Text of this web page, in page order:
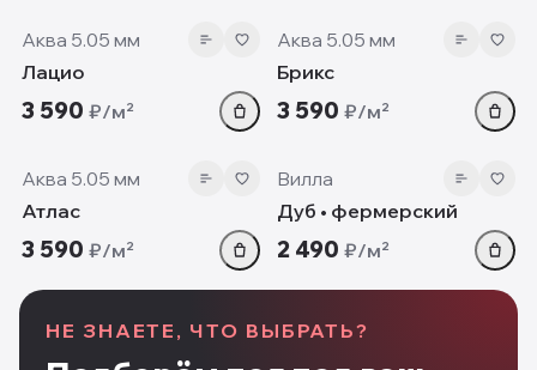
Аква 5.05 мм
Лацио
3 590 ₽/м²
Аква 5.05 мм
Брикс
3 590 ₽/м²
5.05 мм
Аква 5.05 мм
Атлас
3 590 ₽/м²
12mm
Вилла
Дуб • фермерский
2 490 ₽/м²
НЕ ЗНАЕТЕ, ЧТО ВЫБРАТЬ?